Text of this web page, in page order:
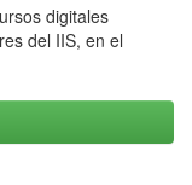
digitales
del IIS, en el